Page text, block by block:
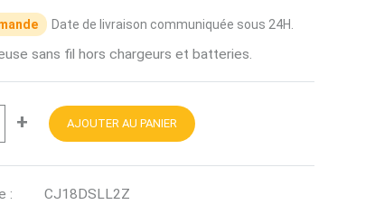
Date de livraison communiquée sous 24H.
sans fil hors chargeurs et batteries.
+ AJOUTER AU PANIER
:
CJ18DSLL2Z